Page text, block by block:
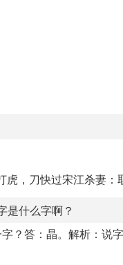
，刀快过宋江杀妻：
是什么字啊？
？答：晶。解析：说